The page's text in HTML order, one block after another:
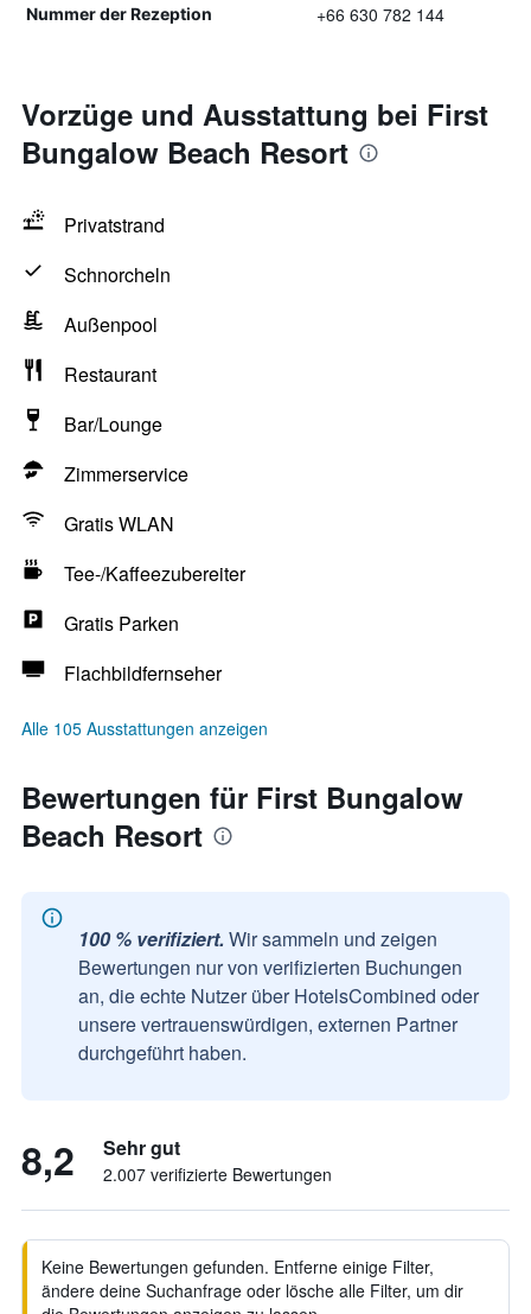
Nummer der Rezeption +66 630 782 144
Vorzüge und Ausstattung bei First
Bungalow Beach Resort
Privatstrand
Schnorcheln
Außenpool
Restaurant
Bar/Lounge
Zimmerservice
Gratis WLAN
Tee-/Kaffeezubereiter
Gratis Parken
Flachbildfernseher
Alle 105 Ausstattungen anzeigen
Bewertungen für First Bungalow
Beach Resort
100 % verifiziert. Wir sammeln und zeigen
Bewertungen nur von verifizierten Buchungen
an, die echte Nutzer über HotelsCombined oder
unsere vertrauenswürdigen, externen Partner
durchgeführt haben.
8,2 Sehr gut
2.007 verifizierte Bewertungen
Keine Bewertungen gefunden. Entferne einige Filter,
ändere deine Suchanfrage oder lösche alle Filter, um dir